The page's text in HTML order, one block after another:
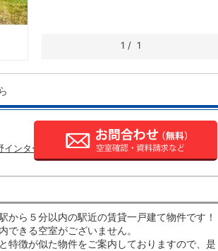
1 / 1
ンター店の店舗情報
ら５分以内の駅近の賃貸一戸建て物件です！
きる空室がございません。
徴が似た物件をご案内しておりますので、是